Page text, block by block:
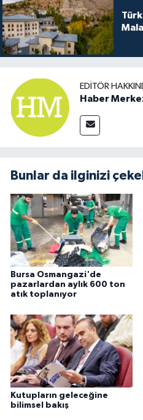
EDITÖR
Haber
Bunlar da ilginizi
Bursa Osmangazi'de
pazarlardan aylık 600 ton
atık toplanıyor
Kutupların geleceğine
bilimsel bakış